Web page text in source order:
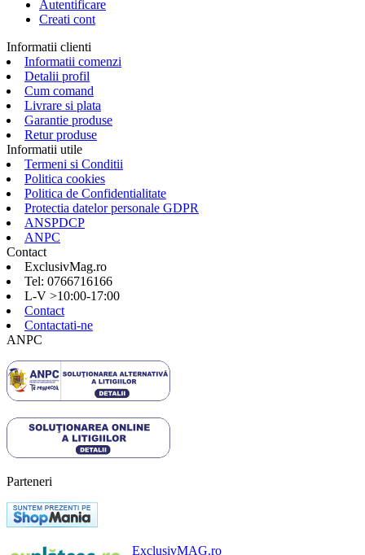
Autentificare
Creati cont
Informatii clienti
Informatii comenzi
Detalii profil
Cum comand
Livrare si plata
Garantie produse
Retur produse
Informatii utile
Termeni si Conditii
Politica cookies
Politica de Confidentialitate
Protectia datelor personale GDPR
ANSPDCP
ANPC
Contact
ExclusivMag.ro
Tel: 0766716166
L-V >10:00-17:00
Contact
Contactati-ne
ANPC
Parteneri
ExclusivMAG.ro